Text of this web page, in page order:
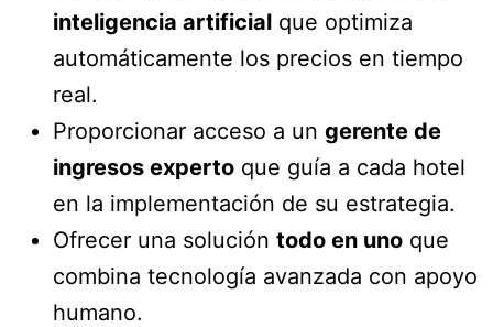
inteligencia artificial que optimiza
automáticamente los precios en tiempo
real.
Proporcionar acceso a un gerente de
ingresos experto que guía a cada hotel
en la implementación de su estrategia.
Ofrecer una solución todo en uno que
combina tecnología avanzada con apoyo
humano.